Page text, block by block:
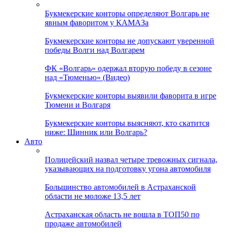
Букмекерские конторы определяют Волгарь не
явным фаворитом у КАМАЗа
Букмекерские конторы не допускают уверенной
победы Волги над Волгарем
ФК «Волгарь» одержал вторую победу в сезоне
над «Тюменью» (Видео)
Букмекерские конторы выявили фаворита в игре
Тюмени и Волгаря
Букмекерские конторы выясняют, кто скатится
ниже: Шинник или Волгарь?
Авто
Полицейский назвал четыре тревожных сигнала,
указывающих на подготовку угона автомобиля
Большинство автомобилей в Астраханской
области не моложе 13,5 лет
Астраханская область не вошла в ТОП50 по
продаже автомобилей